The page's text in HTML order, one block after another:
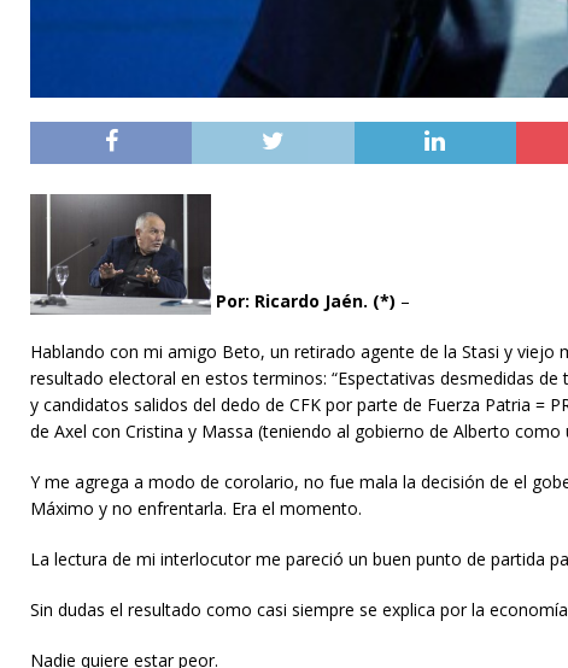
Por: Ricardo Jaén. (*) –
Hablando con mi amigo Beto, un retirado agente de la Stasi y
resultado electoral en estos terminos: “Espectativas desmedidas
y candidatos salidos del dedo de CFK por parte de Fuerza Patria =
de Axel con Cristina y Massa (teniendo al gobierno de Alberto como
Y me agrega a modo de corolario, no fue mala la decisión de el
Máximo y no enfrentarla. Era el momento.
La lectura de mi interlocutor me pareció un buen punto de partida
Sin dudas el resultado como casi siempre se explica por la
Nadie quiere estar peor.